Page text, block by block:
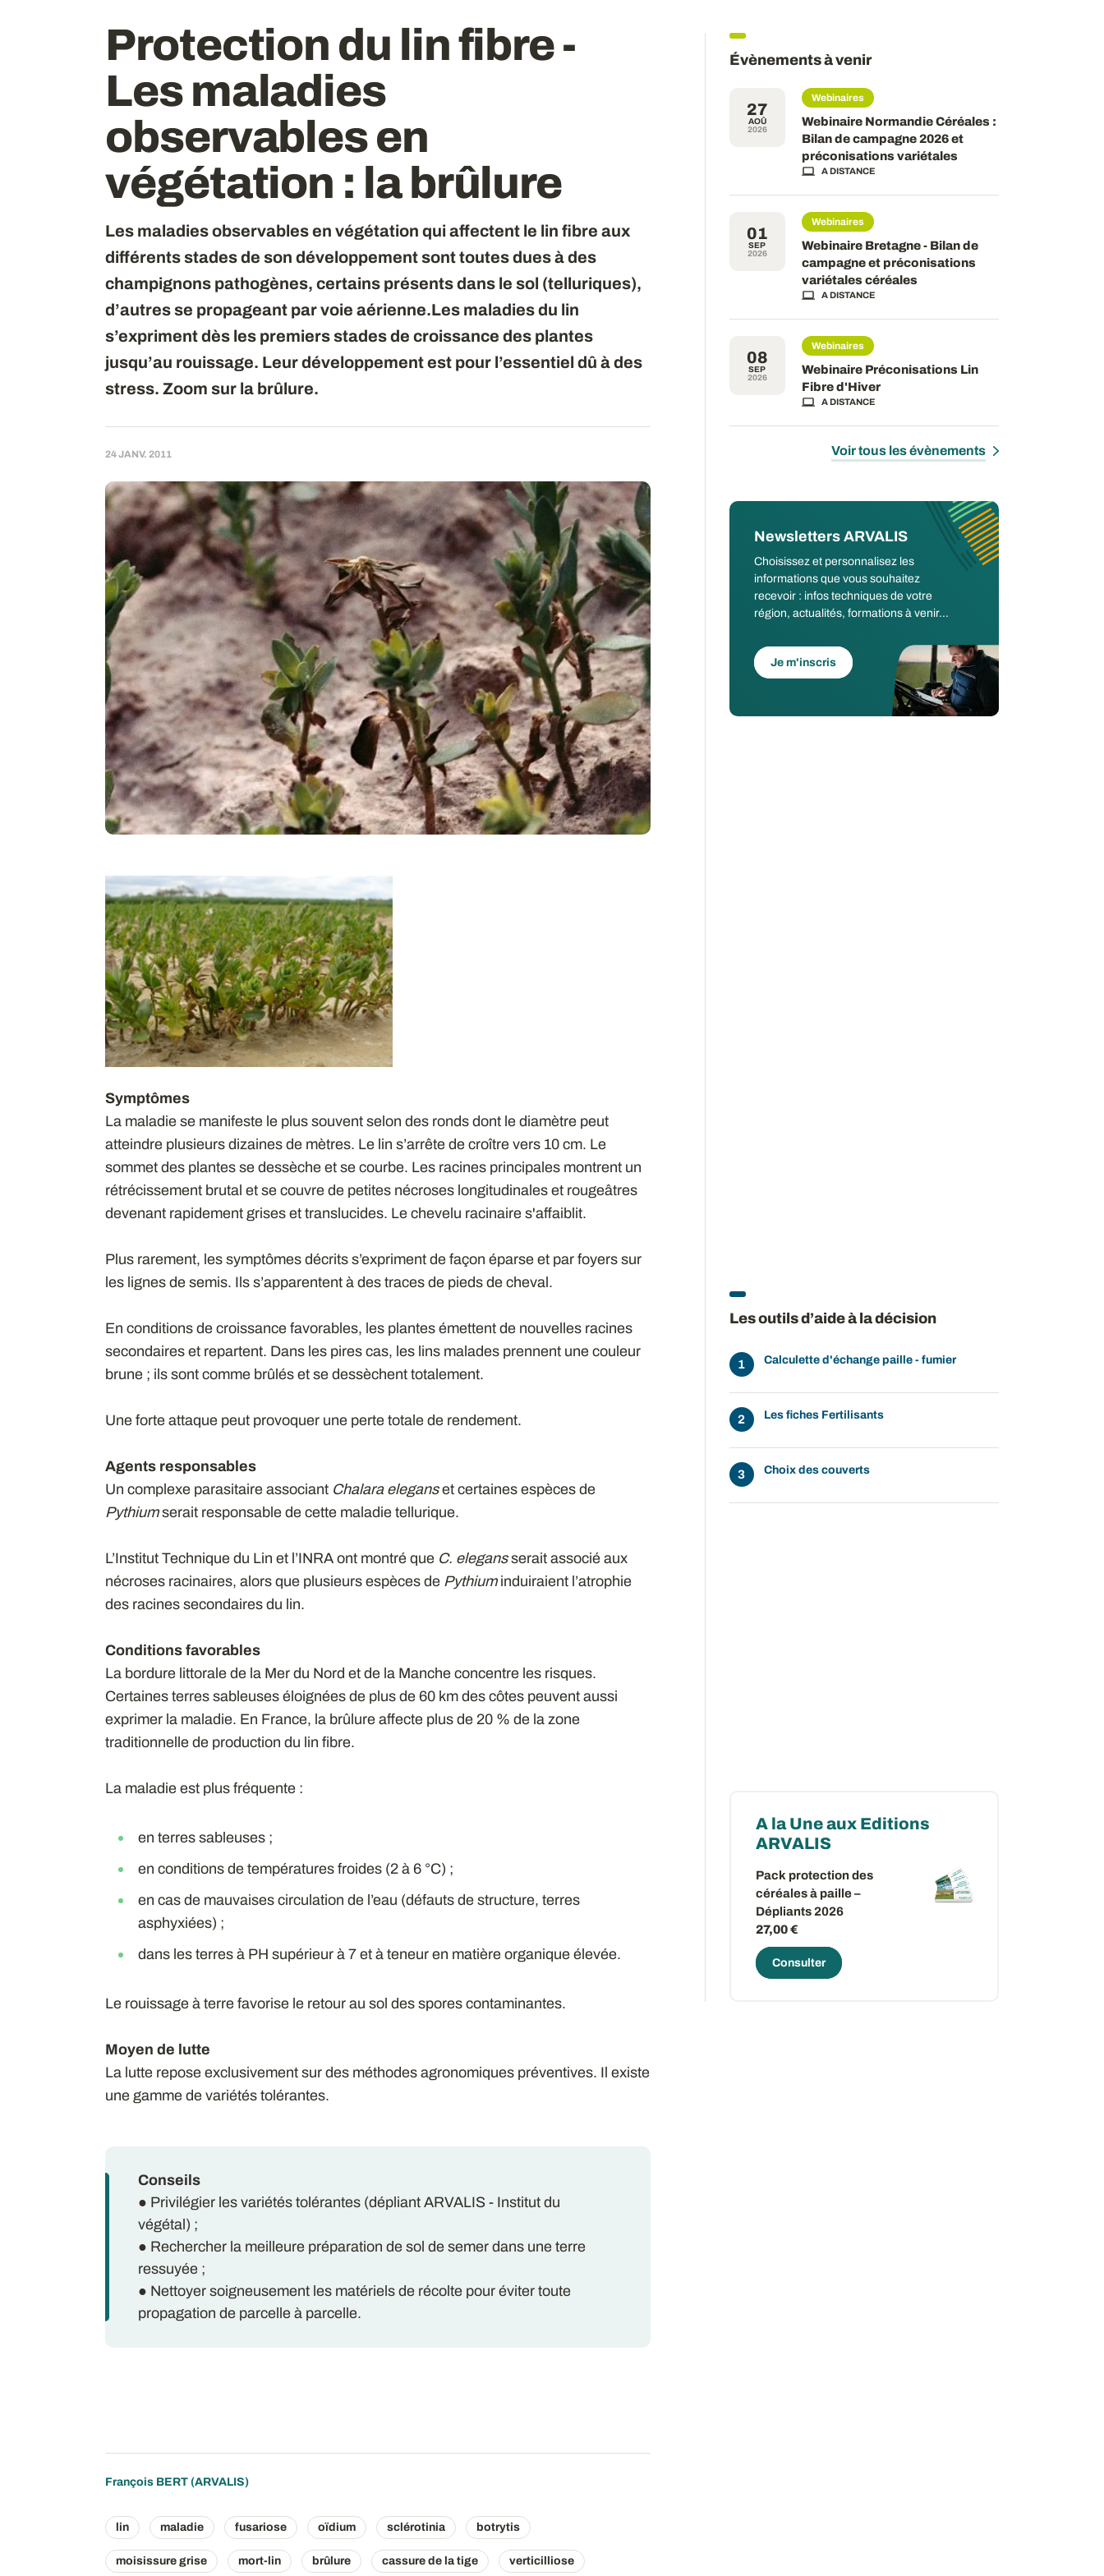
Protection du lin fibre -
Les maladies
observables en
végétation : la brûlure
Les maladies observables en végétation qui affectent le lin fibre aux
différents stades de son développement sont toutes dues à des
champignons pathogènes, certains présents dans le sol (telluriques),
d’autres se propageant par voie aérienne.Les maladies du lin
s’expriment dès les premiers stades de croissance des plantes
jusqu’au rouissage. Leur développement est pour l’essentiel dû à des
stress. Zoom sur la brûlure.
24 JANV. 2011
Symptômes
La maladie se manifeste le plus souvent selon des ronds dont le diamètre peut
atteindre plusieurs dizaines de mètres. Le lin s’arrête de croître vers 10 cm. Le
sommet des plantes se dessèche et se courbe. Les racines principales montrent un
rétrécissement brutal et se couvre de petites nécroses longitudinales et rougeâtres
devenant rapidement grises et translucides. Le chevelu racinaire s'affaiblit.
Plus rarement, les symptômes décrits s’expriment de façon éparse et par foyers sur
les lignes de semis. Ils s’apparentent à des traces de pieds de cheval.
En conditions de croissance favorables, les plantes émettent de nouvelles racines
secondaires et repartent. Dans les pires cas, les lins malades prennent une couleur
brune ; ils sont comme brûlés et se dessèchent totalement.
Une forte attaque peut provoquer une perte totale de rendement.
Agents responsables
Un complexe parasitaire associant Chalara eleganset certaines espèces de
Pythiumserait responsable de cette maladie tellurique.
L’Institut Technique du Lin et l’INRA ont montré que C. elegansserait associé aux
nécroses racinaires, alors que plusieurs espèces de Pythium induiraient l’atrophie
des racines secondaires du lin.
Conditions favorables
La bordure littorale de la Mer du Nord et de la Manche concentre les risques.
Certaines terres sableuses éloignées de plus de 60 km des côtes peuvent aussi
exprimer la maladie. En France, la brûlure affecte plus de 20 % de la zone
traditionnelle de production du lin fibre.
La maladie est plus fréquente :
en terres sableuses ;
en conditions de températures froides (2 à 6 °C) ;
en cas de mauvaises circulation de l’eau (défauts de structure, terres
asphyxiées) ;
dans les terres à PH supérieur à 7 et à teneur en matière organique élevée.
Le rouissage à terre favorise le retour au sol des spores contaminantes.
Moyen de lutte
La lutte repose exclusivement sur des méthodes agronomiques préventives. Il existe
une gamme de variétés tolérantes.
Conseils
● Privilégier les variétés tolérantes (dépliant ARVALIS - Institut du
végétal) ;
● Rechercher la meilleure préparation de sol de semer dans une terre
ressuyée ;
● Nettoyer soigneusement les matériels de récolte pour éviter toute
propagation de parcelle à parcelle.
François BERT(ARVALIS)
lin maladie fusariose oïdium sclérotinia botrytis
moisissure grise mort-lin brûlure cassure de la tige verticilliose
Évènements à venir
27
AOÛ
2026
Webinaires
Webinaire Normandie Céréales :
Bilan de campagne 2026 et
préconisations variétales
A DISTANCE
01
SEP
2026
Webinaires
Webinaire Bretagne - Bilan de
campagne et préconisations
variétales céréales
A DISTANCE
08
SEP
2026
Webinaires
Webinaire Préconisations Lin
Fibre d'Hiver
A DISTANCE
Voir tous les évènements
Newsletters ARVALIS
Choisissez et personnalisez les
informations que vous souhaitez
recevoir : infos techniques de votre
région, actualités, formations à venir...
Je m'inscris
Les outils d’aide à la décision
Calculette d'échange paille - fumier
Les fiches Fertilisants
Choix des couverts
A la Une aux Editions
ARVALIS
Pack protection des
céréales à paille –
Dépliants 2026
27,00 €
Consulter